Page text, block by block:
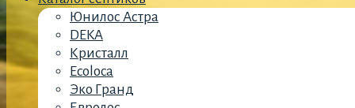
Юнилос Астра
DEKA
Кристалл
Ecoloca
Эко Гранд